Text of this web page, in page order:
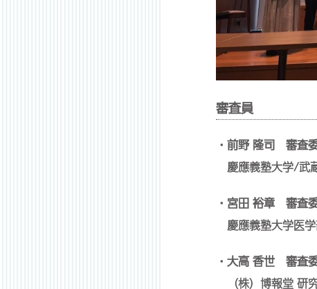
審査員
・前野 隆司 審査
慶應義塾大学/武
・宮田 裕章 審査
慶應義塾大学医
・大高 香世 審査
（株）博報堂 研